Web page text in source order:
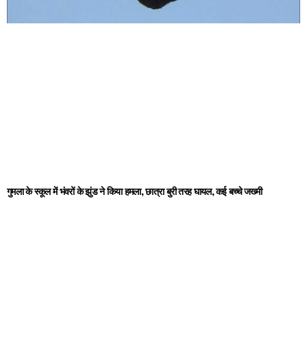
गुमला के स्कूल में भंवरों के झुंड ने किया हमला, छात्रा बुरी तरह घायल, कई बच्चे जख्मी